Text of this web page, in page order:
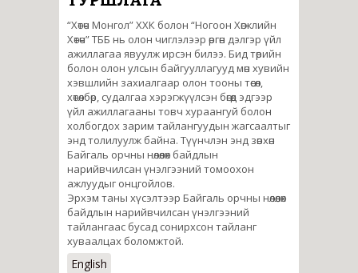
“Хөтөч Монгол” ХХК болон “Ногоон Хөгжлийн
Хөтөч” ТББ нь олон чиглэлээр өргөн дэлгэр үйл
ажиллагаа явуулж ирсэн билээ. Бид төрийн
болон олон улсын байгууллагууд мөн хувийн
хэвшлийн захиалгаар олон тооны төсөл,
хөтөлбөр, судалгаа хэрэгжүүлсэн бөгөөд эдгээр
үйл ажиллагааны товч хураангуй болон
холбогдох зарим тайлангуудын жагсаалтыг
энд толилуулж байна. Түүнчлэн энд зөвхөн
Байгаль орчны нөлөөлөх байдлын
нарийвчилсан үнэлгээний томоохон
ажлуудыг онцгойлов.
Эрхэм таны хүсэлтээр Байгаль орчны нөлөөлөх
байдлын нарийвчилсан үнэлгээний
тайлангаас бусад сонирхсон тайланг
хуваалцах боломжтой.
English